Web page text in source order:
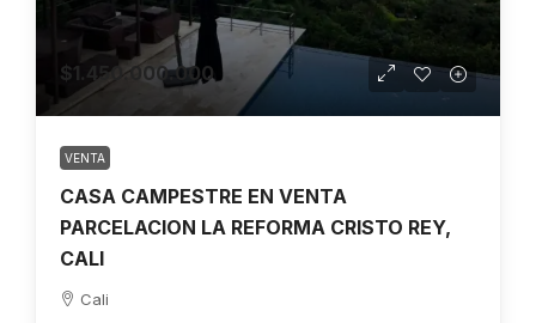
$1.450.000.000
VENTA
CASA CAMPESTRE EN VENTA
PARCELACION LA REFORMA CRISTO REY,
CALI
Cali